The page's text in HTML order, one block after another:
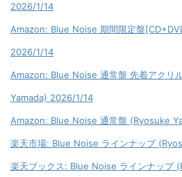
2026/1/14
Amazon: Blue Noise 期間限定盤
2026/1/14
Amazon: Blue Noise 通常盤 先着アクリ
Yamada) 2026/1/14
Amazon: Blue Noise 通常盤 (Ryosuke
楽天市場: Blue Noise ラインナップ
楽天ブックス: Blue Noise ラインナップ